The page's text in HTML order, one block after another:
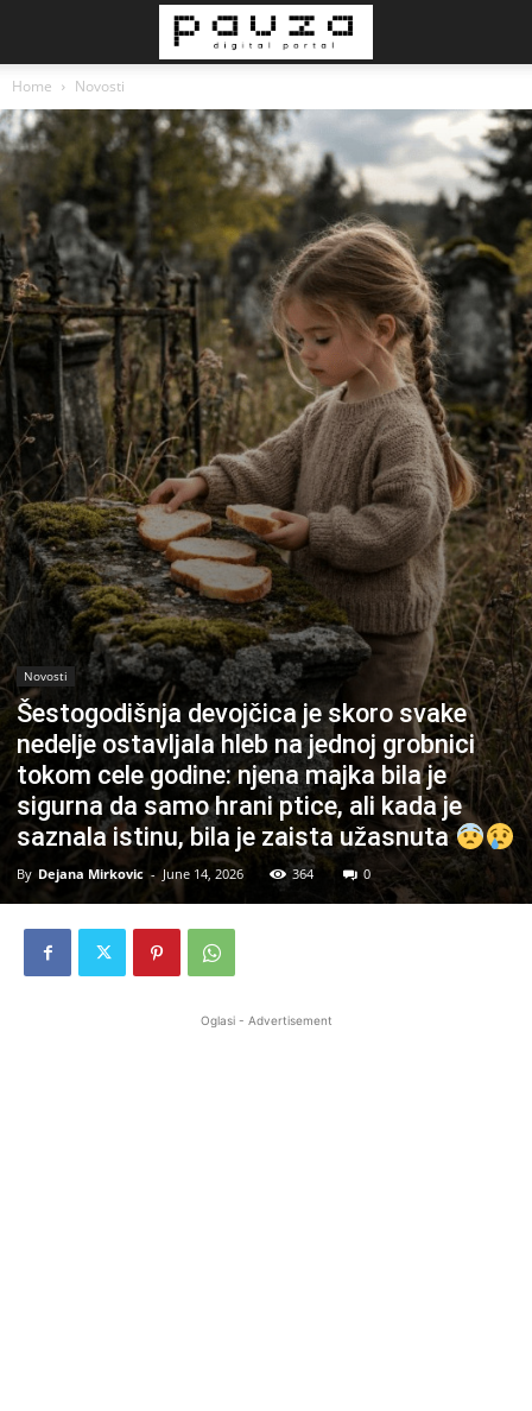
Home Novosti
Novosti
Šestogodišnja devojčica je skoro svake
nedelje ostavljala hleb na jednoj grobnici
tokom cele godine: njena majka bila je
sigurna da samo hrani ptice, ali kada je
saznala istinu, bila je zaista užasnuta
By Dejana Mirkovic - June 14, 2026 364 0
Oglasi - Advertisement